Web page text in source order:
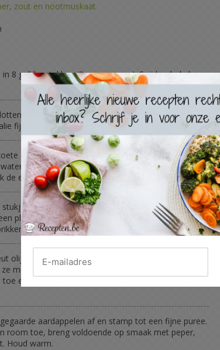
zout en nootmuskaat
in 8 gelijke stukken (2 per persoon). Snijd ook de ham
en het teentje look. Snijd de champignons in
fijn. Meng dit alles onder elkaar en laat even rusten.
aardappelen en snijd in grove stukken. Breng aan
Laat zo'n 20 minuutjes koken. Voeg er de
de erwtjes aan toe.
varkensvlees in met de rode pesto. Wikkel de
plakje ham, houd eventueel samen met een stukje
olijfolie in een hoge braadpan. Bak de stukjes
mooi goudbruin zijn. Voeg dan de
en laat een kleine tien minuten stoven. Roer
aardappelen af en stamp tot een fijne puree.
room toe, breng voldoende op smaak met peper,
Houd warm.